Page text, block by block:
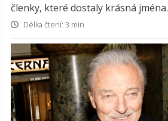
členky, které dostaly krásná jména.
Délka čtení: 3 min